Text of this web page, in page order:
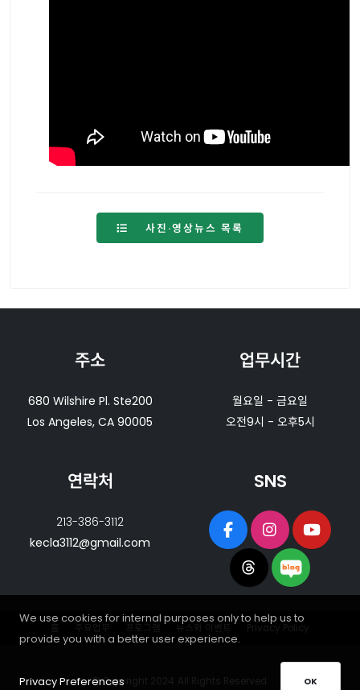
We use cookies for internal purposes only to help us to
provide you with a better user experience.
Privacy Preferences OK
사진·영상뉴스 목록
주소
680 Wilshire Pl. Ste200
Los Angeles, CA 90005
업무시간
월요일 - 금요일
오전9시 - 오후5시
연락처
213-386-3112
kecla3112@gmail.com
SNS
홈 주요업무 프로그램 뉴스와 이벤트 Privacy Policy
© Copyright 2024. All Rights Reserved.